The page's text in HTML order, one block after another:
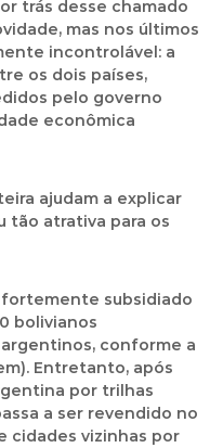
trás desse chamado
mas nos últimos
incontrolável: a
os dois países,
pelo governo
econômica
ajudam a explicar
tão atrativa para os
fortemente subsidiado
bolivianos
, conforme a
Entretanto, após
por trilhas
a ser revendido no
cidades vizinhas por